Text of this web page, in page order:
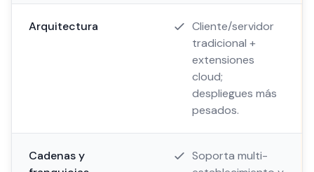
Arquitectura
Cliente/servidor
tradicional +
extensiones
cloud;
despliegues más
pesados.
Cadenas y
Soporta multi-